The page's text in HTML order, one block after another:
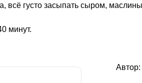
всё густо засыпать сыром,
минут.
Автор: